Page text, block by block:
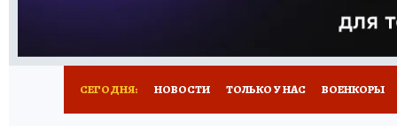
СЕГОДНЯ: НОВОСТИ ТОЛЬКО У НАС ВОЕНКОРЫ